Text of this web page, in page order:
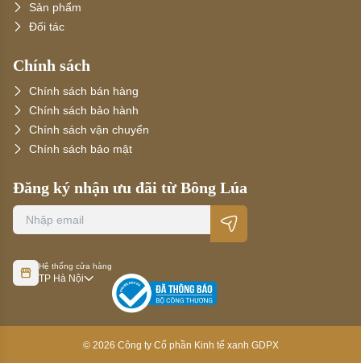
Sản phẩm
Đối tác
Chính sách
Chính sách bán hàng
Chính sách bảo hành
Chính sách vận chuyển
Chính sách bảo mật
Đăng ký nhận ưu đãi từ Bông Lúa
Hệ thống cửa hàng
TP Hà Nội
© 2026 Công ty Cổ phần Kinh tế xanh GDPX